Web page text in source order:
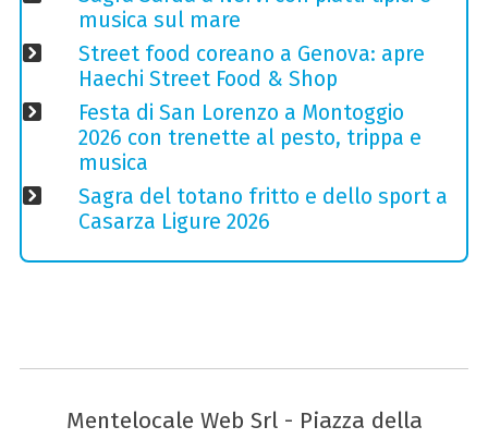
musica sul mare
Street food coreano a Genova: apre
Haechi Street Food & Shop
Festa di San Lorenzo a Montoggio
2026 con trenette al pesto, trippa e
musica
Sagra del totano fritto e dello sport a
Casarza Ligure 2026
Mentelocale Web Srl - Piazza della